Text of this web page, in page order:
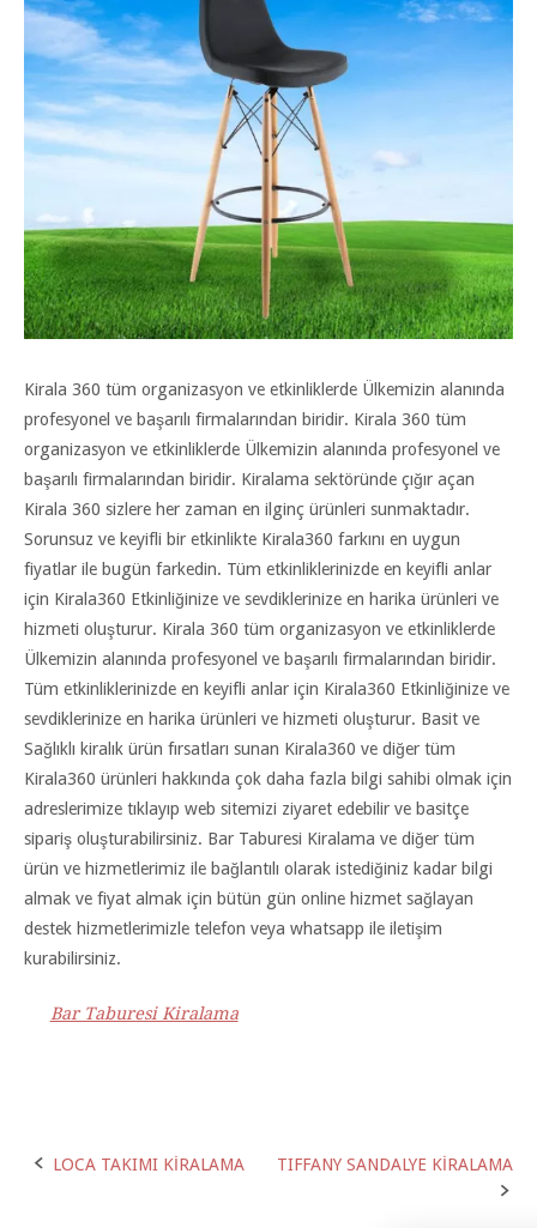
Kirala 360 tüm organizasyon ve etkinliklerde Ülkemizin alanında
profesyonel ve başarılı firmalarından biridir. Kirala 360 tüm
organizasyon ve etkinliklerde Ülkemizin alanında profesyonel ve
başarılı firmalarından biridir. Kiralama sektöründe çığır açan
Kirala 360 sizlere her zaman en ilginç ürünleri sunmaktadır.
Sorunsuz ve keyifli bir etkinlikte Kirala360 farkını en uygun
fiyatlar ile bugün farkedin. Tüm etkinliklerinizde en keyifli anlar
için Kirala360 Etkinliğinize ve sevdiklerinize en harika ürünleri ve
hizmeti oluşturur. Kirala 360 tüm organizasyon ve etkinliklerde
Ülkemizin alanında profesyonel ve başarılı firmalarından biridir.
Tüm etkinliklerinizde en keyifli anlar için Kirala360 Etkinliğinize ve
sevdiklerinize en harika ürünleri ve hizmeti oluşturur. Basit ve
Sağlıklı kiralık ürün fırsatları sunan Kirala360 ve diğer tüm
Kirala360 ürünleri hakkında çok daha fazla bilgi sahibi olmak için
adreslerimize tıklayıp web sitemizi ziyaret edebilir ve basitçe
sipariş oluşturabilirsiniz. Bar Taburesi Kiralama ve diğer tüm
ürün ve hizmetlerimiz ile bağlantılı olarak istediğiniz kadar bilgi
almak ve fiyat almak için bütün gün online hizmet sağlayan
destek hizmetlerimizle telefon veya whatsapp ile iletişim
kurabilirsiniz.
Bar Taburesi Kiralama
Post
LOCA TAKIMI KİRALAMA TIFFANY SANDALYE KİRALAMA